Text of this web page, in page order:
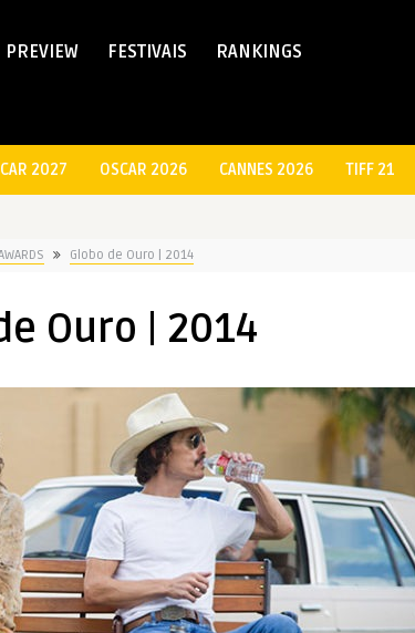
PREVIEW FESTIVAIS RANKINGS
2027 OSCAR 2026 CANNES 2026 TIFF 21
Globo de Ouro | 2014
Ouro | 2014